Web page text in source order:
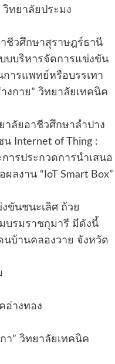
ทยาลัยประมง
ชีวศึกษาสุราษฎร์ธานี
บบริหารจัดการแข่งขัน
ารแพทย์หรือบรรเทา
กาย” วิทยาลัยเทคนิค
าลัยอาชีวศึกษาลำปาง
Internet of Thing :
ารประกวดการนำเสนอ
งาน “IoT Smart Box”
ขันชนะเลิศ ถ้วย
บรมราชกุมารี มีดังนี้
นบ้านคลองวาย จังหวัด
อ่างทอง
” วิทยาลัยเทคนิค